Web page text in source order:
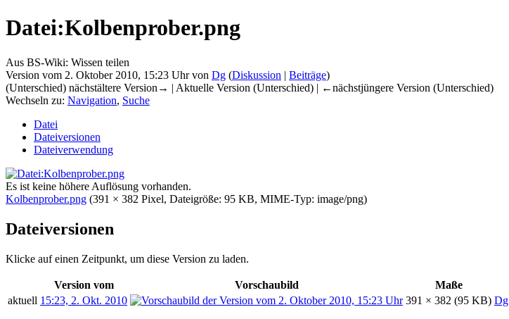
Datei:Kolbenprober.png
Aus BS-Wiki: Wissen teilen
Version vom 2. Oktober 2010, 15:23 Uhr von Dg (Diskussion | Beiträge)
(Unterschied) nächstältere Version→ | Aktuelle Version (Unterschied) | ←nächstjüngere Version (Unterschied)
Wechseln zu: Navigation, Suche
Datei
Dateiversionen
Dateiverwendung
Es ist keine höhere Auflösung vorhanden.
Kolbenprober.png (391 × 382 Pixel, Dateigröße: 95 KB, MIME-Typ: image/png)
Dateiversionen
Klicke auf einen Zeitpunkt, um diese Version zu laden.
Version vom Vorschaubild Maße
aktuell 15:23, 2. Okt. 2010 391 × 382 (95 KB) Dg